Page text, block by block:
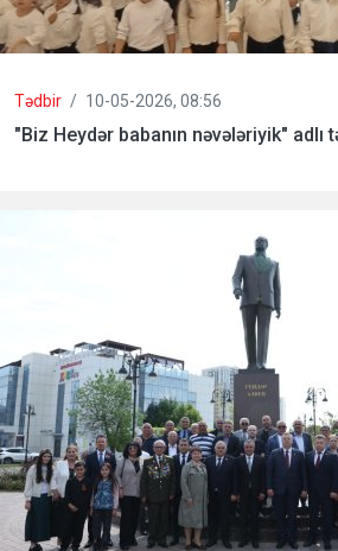
Tədbir / 10-05-2026, 08:56
"Biz Heydər babanın nəvələriyik" adlı